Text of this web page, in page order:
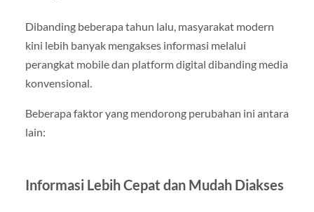
Dibanding beberapa tahun lalu, masyarakat modern
kini lebih banyak mengakses informasi melalui
perangkat mobile dan platform digital dibanding media
konvensional.
Beberapa faktor yang mendorong perubahan ini antara
lain:
Informasi Lebih Cepat dan Mudah Diakses